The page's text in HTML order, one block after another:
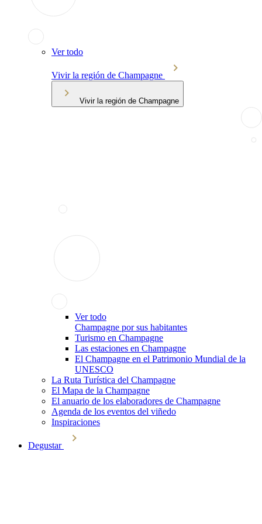
Ver todo
Vivir la región de Champagne
Vivir la región de Champagne
Ver todo
Champagne por sus habitantes
Turismo en Champagne
Las estaciones en Champagne
El Champagne en el Patrimonio Mundial de la
UNESCO
La Ruta Turística del Champagne
El Mapa de la Champagne
El anuario de los elaboradores de Champagne
Agenda de los eventos del viñedo
Inspiraciones
Degustar